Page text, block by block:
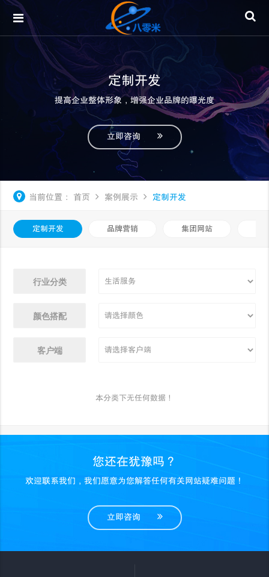
定制开发
提高企业整体形象，增强企业品牌的曝光度
立即咨询
当前位置： 首页 案例展示 定制开发
定制开发 品牌营销 集团网站
行业分类
颜色搭配
客户端
本分类下无任何数据！
您还在犹豫吗？
欢迎联系我们，我们愿意为您解答任何有关网站疑难问题！
立即咨询